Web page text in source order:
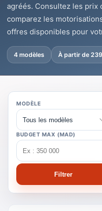
agréés. Consultez les prix
comparez les
offres disponibles pour
4 modèles À partir de
MODÈLE
BUDGET MAX (MAD)
Filtrer